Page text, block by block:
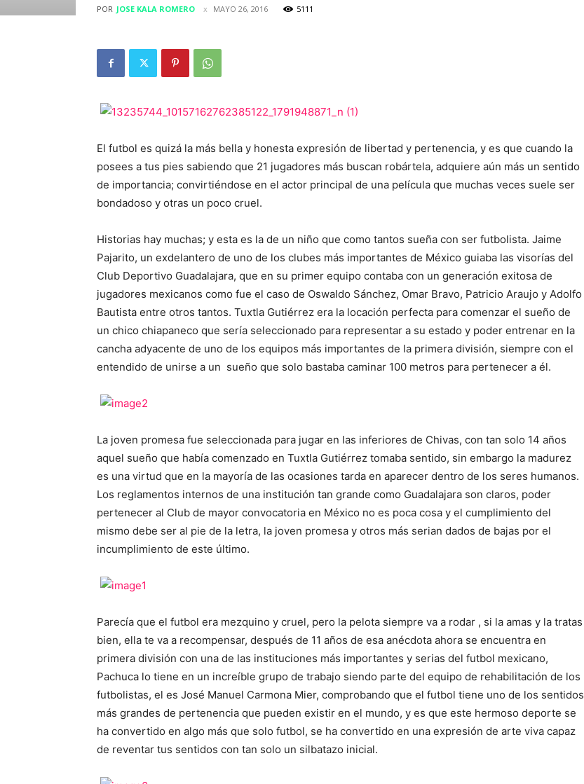
POR JOSE KALA ROMERO MAYO 26, 2016 5111
El futbol es quizá la más bella y honesta expresión de libertad y pertenencia, y es que cuando la
posees a tus pies sabiendo que 21 jugadores más buscan robártela, adquiere aún más un sentido
de importancia; convirtiéndose en el actor principal de una película que muchas veces suele ser
bondadoso y otras un poco cruel.
Historias hay muchas; y esta es la de un niño que como tantos sueña con ser futbolista. Jaime
Pajarito, un exdelantero de uno de los clubes más importantes de México guiaba las visorías del
Club Deportivo Guadalajara, que en su primer equipo contaba con un generación exitosa de
jugadores mexicanos como fue el caso de Oswaldo Sánchez, Omar Bravo, Patricio Araujo y Adolfo
Bautista entre otros tantos. Tuxtla Gutiérrez era la locación perfecta para comenzar el sueño de
un chico chiapaneco que sería seleccionado para representar a su estado y poder entrenar en la
cancha adyacente de uno de los equipos más importantes de la primera división, siempre con el
entendido de unirse a un sueño que solo bastaba caminar 100 metros para pertenecer a él.
La joven promesa fue seleccionada para jugar en las inferiores de Chivas, con tan solo 14 años
aquel sueño que había comenzado en Tuxtla Gutiérrez tomaba sentido, sin embargo la madurez
es una virtud que en la mayoría de las ocasiones tarda en aparecer dentro de los seres humanos.
Los reglamentos internos de una institución tan grande como Guadalajara son claros, poder
pertenecer al Club de mayor convocatoria en México no es poca cosa y el cumplimiento del
mismo debe ser al pie de la letra, la joven promesa y otros más serian dados de bajas por el
incumplimiento de este último.
Parecía que el futbol era mezquino y cruel, pero la pelota siempre va a rodar , si la amas y la tratas
bien, ella te va a recompensar, después de 11 años de esa anécdota ahora se encuentra en
primera división con una de las instituciones más importantes y serias del futbol mexicano,
Pachuca lo tiene en un increíble grupo de trabajo siendo parte del equipo de rehabilitación de los
futbolistas, el es José Manuel Carmona Mier, comprobando que el futbol tiene uno de los sentidos
más grandes de pertenencia que pueden existir en el mundo, y es que este hermoso deporte se
ha convertido en algo más que solo futbol, se ha convertido en una expresión de arte viva capaz
de reventar tus sentidos con tan solo un silbatazo inicial.